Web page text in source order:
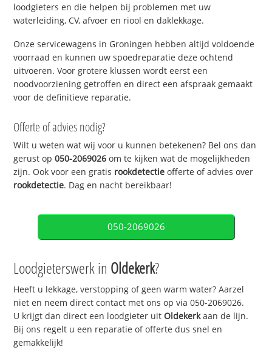
loodgieters en die helpen bij problemen met uw
waterleiding, CV, afvoer en riool en daklekkage.
Onze servicewagens in Groningen hebben altijd voldoende
voorraad en kunnen uw spoedreparatie deze ochtend
uitvoeren. Voor grotere klussen wordt eerst een
noodvoorziening getroffen en direct een afspraak gemaakt
voor de definitieve reparatie.
Offerte of advies nodig?
Wilt u weten wat wij voor u kunnen betekenen? Bel ons dan
gerust op050-2069026 om te kijken wat de mogelijkheden
zijn. Ook voor een gratis rookdetectie offerte of advies over
rookdetectie. Dag en nacht bereikbaar!
050-2069026
Loodgieterswerk in Oldekerk?
Heeft u lekkage, verstopping of geen warm water? Aarzel
niet en neem direct contact met ons op via 050-2069026.
U krijgt dan direct een loodgieter uitOldekerkaan de lijn.
Bij ons regelt u een reparatie of offerte dus snel en
gemakkelijk!